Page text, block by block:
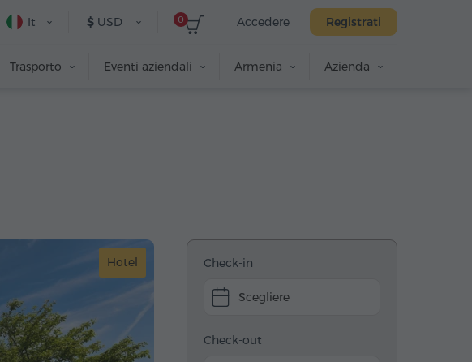
Accedere Registrati
0
$ USD
It
Trasporto Eventi aziendali Armenia Azienda
Hotel Check-in
Scegliere
Check-out